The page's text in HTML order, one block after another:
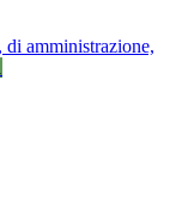
amministrazione,